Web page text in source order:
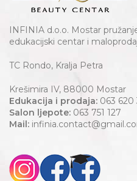
INFINIA d.o.o. Mostar
edukacijski centar i
TC Rondo, Kralja Petra
Krešimira IV, 88000 Mostar
Edukacija i prodaja: 063 620
Salon ljepote: 063 751 127
Mail: